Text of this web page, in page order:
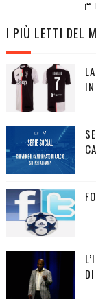
I PIÙ LETTI DEL